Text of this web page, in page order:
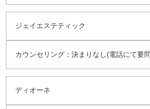
ジェイエステティック
カウンセリング：決まりなし(電話にて要
ディオーネ